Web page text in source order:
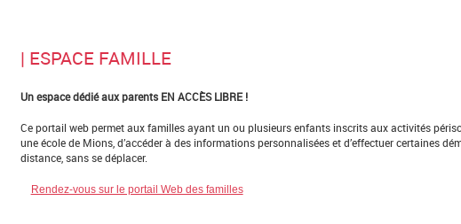
| ESPACE FAMILLE
Un espace dédié aux parents EN ACCÈS LIBRE !
Ce portail web permet aux familles ayant un ou plusieurs enfants inscrits aux activités
une école de Mions, d’accéder à des informations personnalisées et d’effectuer certaines
distance, sans se déplacer.
Rendez-vous sur le portail Web des familles